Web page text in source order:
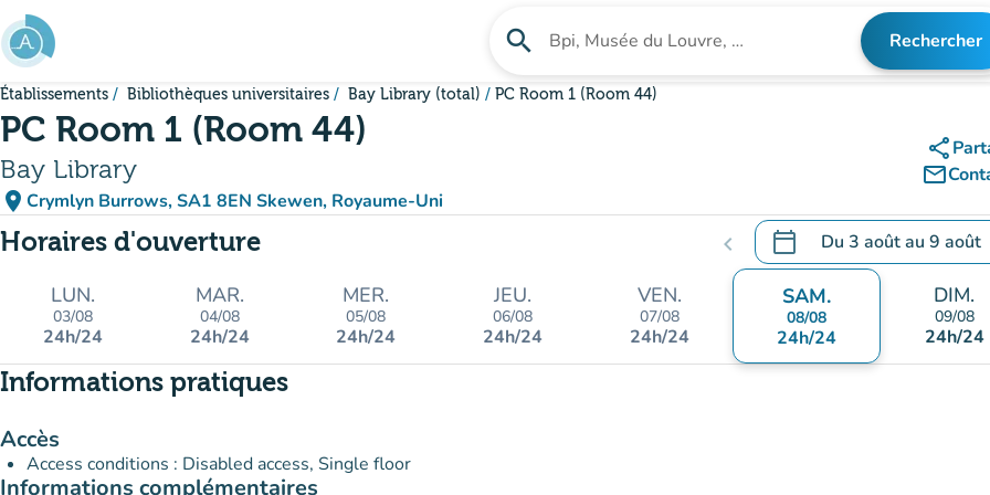
Aller au contenu principal
search Rechercher un établissement Rechercher
Établissements Bibliothèques universitaires Bay Library (total) PC Room 1 (Room 44)
PC Room 1 (Room 44)
Bay Library
place Crymlyn Burrows, SA1 8EN Skewen, Royaume-Uni
(ouvrir dans Google Maps)
(nouvel onglet)
share
mail_outline
Horaires d'ouverture chevron_left calendar_today Du 3 aoûtau 9 août
.Ouvrir le calendrier pour
LUN.
03/08
24h/24
MAR.
04/08
24h/24
MER.
05/08
24h/24
JEU.
06/08
24h/24
VEN.
07/08
24h/24
SAM.
08/08
24h/24
DIM.
09/08
24h/24
Informations pratiques
Accès
Access conditions : Disabled access, Single floor
Informations complémentaires